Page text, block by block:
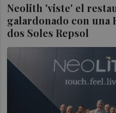
Neolith 'viste' el
galardonado con una
dos Soles Repsol